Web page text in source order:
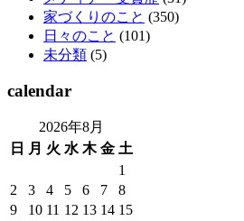
家づくりのこと (350)
日々のこと (101)
未分類 (5)
calendar
2026年8月
日
月 火 水 木 金 土
1
2
3 4 5 6 7
8
9
10 11 12 13 14 15